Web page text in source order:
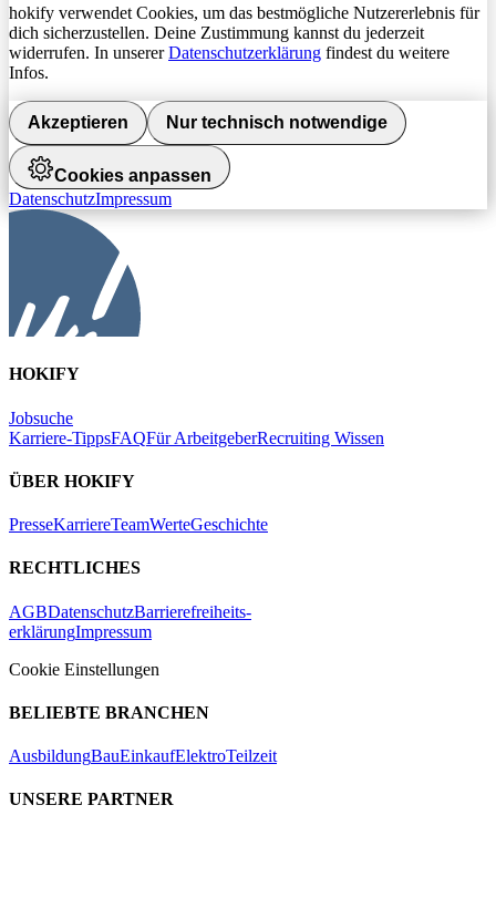
hokify verwendet Cookies, um das bestmögliche Nutzererlebnis für
dich sicherzustellen. Deine Zustimmung kannst du jederzeit
widerrufen. In unsererDatenschutzerklärung findest du weitere
Infos.
Akzeptieren Nur technisch notwendige
Cookies anpassen
DatenschutzImpressum
HOKIFY
Jobsuche
Karriere-TippsFAQFür ArbeitgeberRecruiting Wissen
ÜBER HOKIFY
PresseKarriereTeamWerteGeschichte
RECHTLICHES
AGBDatenschutzBarrierefreiheits-
erklärungImpressum
Cookie Einstellungen
BELIEBTE BRANCHEN
AusbildungBauEinkaufElektroTeilzeit
UNSERE PARTNER